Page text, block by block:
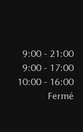
9:00 - 21:00
9:00 - 17:00
10:00 - 16:00
Fermé